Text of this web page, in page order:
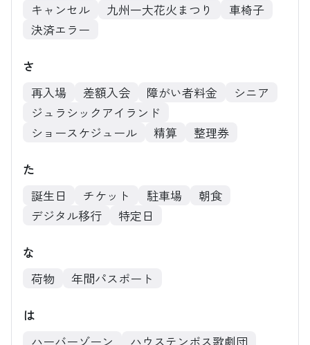
キャンセル
九州一大花火まつり
車椅子
決済エラー
さ
再入場
差額入会 障がい者料金
シニア
ジュラシックアイランド
ショースケジュール
精算 整理券
た
誕生日
チケット 駐車場
朝食
デジタル移行
特定日
な
荷物
年間パスポート
は
ハーバーゾーン
ハウステンボス歌劇団